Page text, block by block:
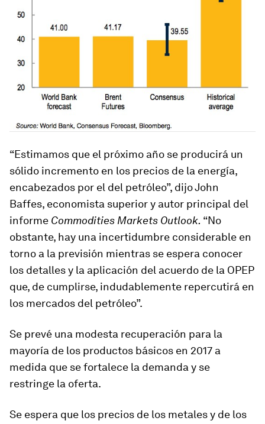
“Estimamos que el próximo año se producirá un
sólido incremento en los precios de la energía,
encabezados por el del petróleo”, dijo John
Baffes, economista superior y autor principal del
informe Commodities Markets Outlook. “No
obstante, hay una incertidumbre considerable en
torno a la previsión mientras se espera conocer
los detalles y la aplicación del acuerdo de la OPEP
que, de cumplirse, indudablemente repercutirá en
los mercados del petróleo”.
Se prevé una modesta recuperación para la
mayoría de los productos básicos en 2017 a
medida que se fortalece la demanda y se
restringe la oferta.
Se espera que los precios de los metales y de los